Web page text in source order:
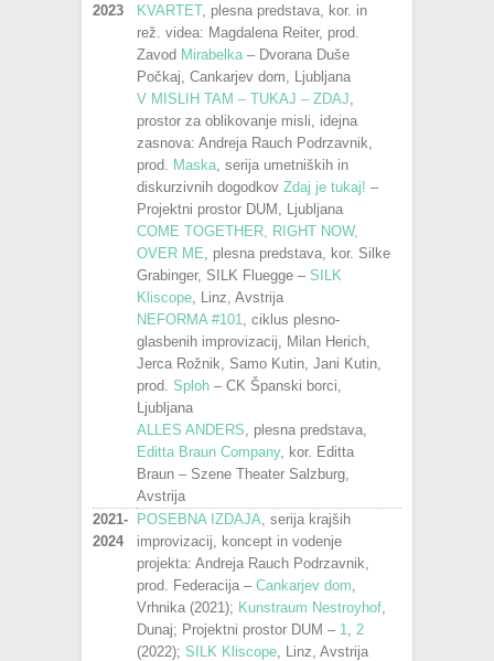
2023
KVARTET, plesna predstava, kor. in
rež. videa: Magdalena Reiter, prod.
Zavod Mirabelka – Dvorana Duše
Počkaj, Cankarjev dom, Ljubljana
V MISLIH TAM – TUKAJ – ZDAJ
prostor za oblikovanje misli, idejna
zasnova: Andreja Rauch Podrzavnik,
prod.
Maska , serija umetniških in
diskurzivnih dogodkov Zdaj je tukaj! –
Projektni prostor DUM, Ljubljana
COME TOGETHER, RIGHT NOW,
OVER ME , plesna predstava, kor. Silke
Grabinger, SILK Fluegge – SILK
Kliscope , Linz, Avstrija
NEFORMA #101
, ciklus plesno-
glasbenih improvizacij, Milan Herich,
Jerca Rožnik, Samo Kutin, Jani Kutin,
prod. Sploh – CK Španski borci,
Ljubljana
ALLES ANDERS , plesna predstava,
Editta Braun Company, kor. Editta
Braun – Szene Theater Salzburg,
Avstrija
2021-
2024
POSEBNA IZDAJA , serija krajših
improvizacij, koncept in vodenje
projekta: Andreja Rauch Podrzavnik,
prod. Federacija – Cankarjev dom
Vrhnika (2021); Kunstraum Nestroyhof
Dunaj; Projektni prostor DUM – 1
2
(2022); SILK Kliscope , Linz, Avstrija